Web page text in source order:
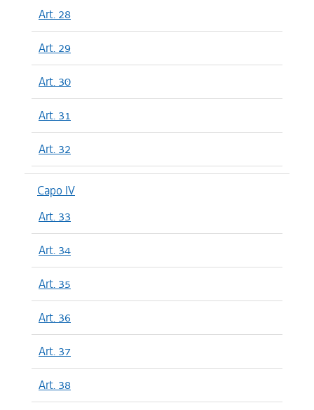
Art. 28
Art. 29
Art. 30
Art. 31
Art. 32
Capo IV
Art. 33
Art. 34
Art. 35
Art. 36
Art. 37
Art. 38